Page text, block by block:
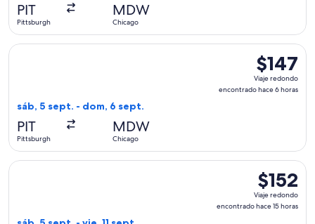
PIT
Pittsburgh
MDW
Chicago
$147
Viaje
redondo,
$147
Viaje redondo
encontrado hace 6 horas
sáb, 5 sept. - dom, 6 sept.
PIT
Pittsburgh
MDW
Chicago
Seleccionar vuelo de Southwest Airlines, con salida el sáb,
$152
Viaje
redondo,
$152
Viaje redondo
encontrado hace 15 horas
Seleccionar vuelo de Southwest Airlines, con salida el sáb,